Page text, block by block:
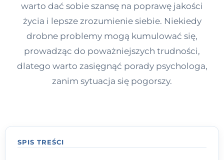
warto dać sobie szansę na poprawę jakości
życia i lepsze zrozumienie siebie. Niekiedy
drobne problemy mogą kumulować się,
prowadząc do poważniejszych trudności,
dlatego warto zasięgnąć porady psychologa,
zanim sytuacja się pogorszy.
SPIS TREŚCI